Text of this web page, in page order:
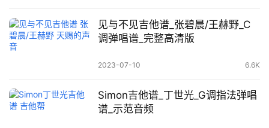
见与不见吉他谱_张碧晨/王赫野_C
调弹唱谱_完整高清版
2023-07-10 6.6K
Simon吉他谱_丁世光_G调指法弹唱
谱_示范音频